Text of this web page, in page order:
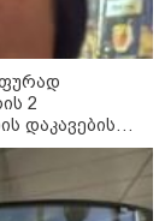
თუმცა
ჯო უილსონი
2
დაკავების